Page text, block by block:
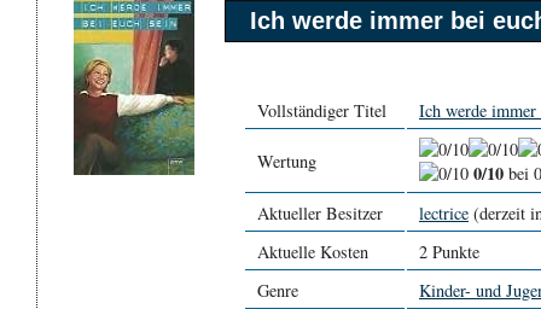
Ich werde immer bei
Vollständiger Titel Ich werde immer
Wertung 0/10 bei
Aktueller Besitzer
lectrice (derzeit
Aktuelle Kosten
2 Punkte
Genre
Kinder- und